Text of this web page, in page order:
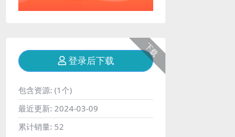
下载
登录后下载
包含资源: (1个)
最近更新: 2024-03-09
累计销量: 52